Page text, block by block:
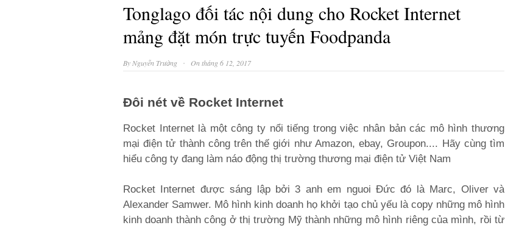
Tonglago đối tác nội dung cho Rocket Internet
mảng đặt món trực tuyến Foodpanda
ByNguyễn Trường · On tháng 6 12, 2017
Đôi nét về Rocket Internet
Rocket Internet là một công ty nổi tiếng trong việc nhân bản các mô hình thương
mại điện tử thành công trên thế giới như Amazon, ebay, Groupon.... Hãy cùng tìm
hiểu công ty đang làm náo động thị trường thương mại điện tử Việt Nam
Rocket Internet được sáng lập bởi 3 anh em nguoi Đức đó là Marc, Oliver và
Alexander Samwer. Mô hình kinh doanh họ khởi tạo chủ yếu là copy những mô hình
kinh doanh thành công ở thị trường Mỹ thành những mô hình riêng của mình, rồi từ